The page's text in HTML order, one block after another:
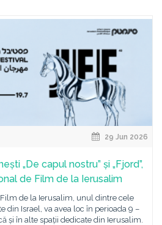
29 Jun 2026
„De capul nostru” și „Fjord”,
de Film de la Ierusalim
de la Ierusalim, unul dintre cele
din Israel, va avea loc în perioada 9 –
și în alte spații dedicate din Ierusalim.